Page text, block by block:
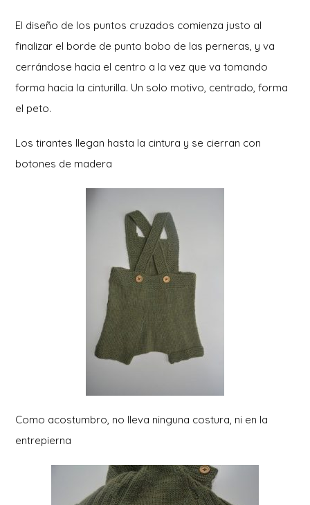
El diseño de los puntos cruzados comienza justo al
finalizar el borde de punto bobo de las perneras, y va
cerrándose hacia el centro a la vez que va tomando
forma hacia la cinturilla. Un solo motivo, centrado, forma
el peto.
Los tirantes llegan hasta la cintura y se cierran con
botones de madera
Como acostumbro, no lleva ninguna costura, ni en la
entrepierna